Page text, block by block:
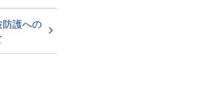
防護への